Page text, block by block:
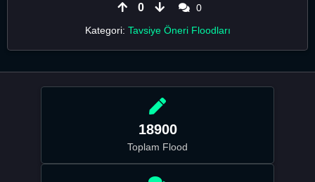
0
0
Kategori: Tavsiye Öneri Floodları
18900
Toplam Flood